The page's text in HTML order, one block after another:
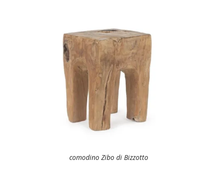
comodino Zibo di Bizzotto